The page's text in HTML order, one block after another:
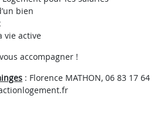
bien
vie active
accompagner !
: Florence MATHON, 06 83 17 64